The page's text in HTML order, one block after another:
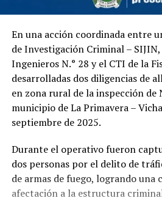
En una acción coordinada entre
de Investigación Criminal –
Ingenieros N.° 28 y el CTI de la
desarrolladas dos diligencias de
en zona rural de la inspección de
municipio de La Primavera –
septiembre de 2025.
Durante el operativo fueron
dos personas por el delito de
de armas de fuego, logrando una
afectación a la estructura